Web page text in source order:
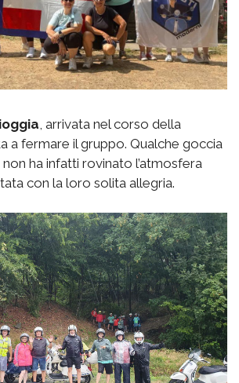
, arrivata nel corso della
a fermare il gruppo. Qualche goccia
ha infatti rovinato l’atmosfera
con la loro solita allegria.